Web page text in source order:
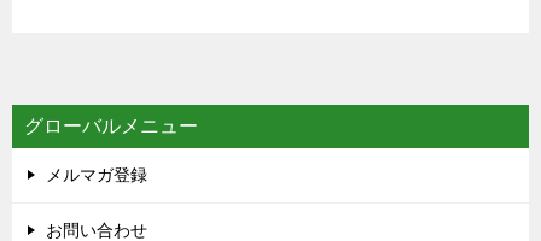
グローバルメニュー
メルマガ登録
お問い合わせ